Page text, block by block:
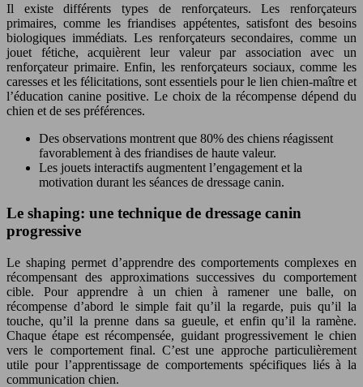
Il existe différents types de renforçateurs. Les renforçateurs
primaires, comme les friandises appétentes, satisfont des besoins
biologiques immédiats. Les renforçateurs secondaires, comme un
jouet fétiche, acquièrent leur valeur par association avec un
renforçateur primaire. Enfin, les renforçateurs sociaux, comme les
caresses et les félicitations, sont essentiels pour le lien chien-maître et
l’éducation canine positive. Le choix de la récompense dépend du
chien et de ses préférences.
Des observations montrent que 80% des chiens réagissent
favorablement à des friandises de haute valeur.
Les jouets interactifs augmentent l’engagement et la
motivation durant les séances de dressage canin.
Le shaping: une technique de dressage canin
progressive
Le shaping permet d’apprendre des comportements complexes en
récompensant des approximations successives du comportement
cible. Pour apprendre à un chien à ramener une balle, on
récompense d’abord le simple fait qu’il la regarde, puis qu’il la
touche, qu’il la prenne dans sa gueule, et enfin qu’il la ramène.
Chaque étape est récompensée, guidant progressivement le chien
vers le comportement final. C’est une approche particulièrement
utile pour l’apprentissage de comportements spécifiques liés à la
communication chien.